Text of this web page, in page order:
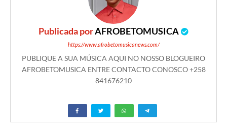
Publicada porAFROBETOMUSICA
https://www.afrobetomusicanews.com/
PUBLIQUE A SUA MÚSICA AQUI NO NOSSO BLOGUEIRO
AFROBETOMUSICA ENTRE CONTACTO CONOSCO +258
841676210